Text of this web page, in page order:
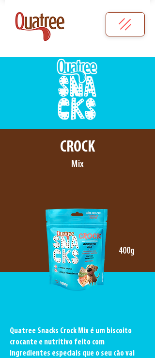
CROCK
Mix
400g
Quatree Snacks Crock Mix é um biscoito
crocante e nutritivo feito com
ingredientes especiais que o seu cão vai